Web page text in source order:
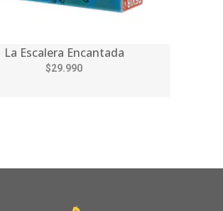
La Escalera Encantada
$29.990